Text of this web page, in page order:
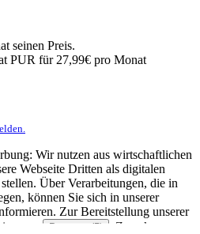
seinen Preis.
PUR für 27,99€ pro Monat
Wir nutzen aus wirtschaftlichen
Webseite Dritten als digitalen
Über Verarbeitungen, die in
können Sie sich in unserer
Zur Bereitstellung unserer
von
Partnern (5)
. Zwecke: